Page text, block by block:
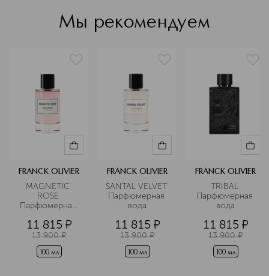
Подробнее
Мы рекомендуем
FRANCK OLIVIER
MAGNETIC
ROSE
Парфюмерная
11 815 ¤
13 900 ¤
100 мл
FRANCK OLIVIER
SANTAL VELVET
Парфюмерная
вода
11 815 ¤
13 900 ¤
100 мл
FRANCK OLIVIER
TRIBAL
Парфюмерная
вода
11 815 ¤
13 900 ¤
100 мл